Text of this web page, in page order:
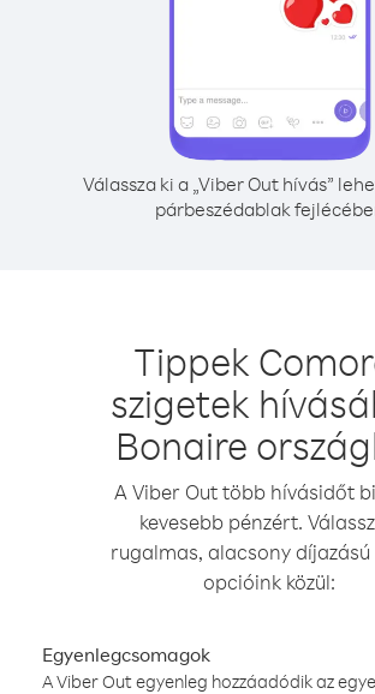
Válassza ki a „Viber Out hívás”
párbeszédablak
Tippek
szigetek
Bonaire
A Viber Out több hívásidőt
kevesebb pénzért.
rugalmas, alacsony díjazású
opcióink közül:
Egyenlegcsomagok
A Viber Out egyenleg hozzáadódik az